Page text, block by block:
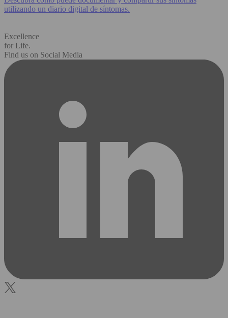
utilizando un diario digital de síntomas.
Excellence
for Life.
Find us on Social Media